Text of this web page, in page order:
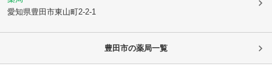
愛知県豊田市東山町2-2-1
豊田市の薬局一覧